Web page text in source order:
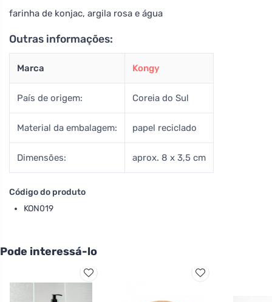
farinha de konjac, argila rosa e água
Outras informações:
Marca Kongy
País de origem: Coreia do Sul
Material da embalagem: papel reciclado
Dimensões: aprox. 8 x 3,5 cm
Código do produto
KON019
Pode interessá-lo